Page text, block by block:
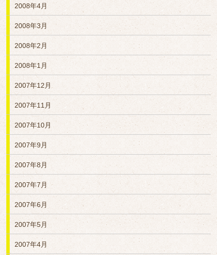
2008年4月
2008年3月
2008年2月
2008年1月
2007年12月
2007年11月
2007年10月
2007年9月
2007年8月
2007年7月
2007年6月
2007年5月
2007年4月